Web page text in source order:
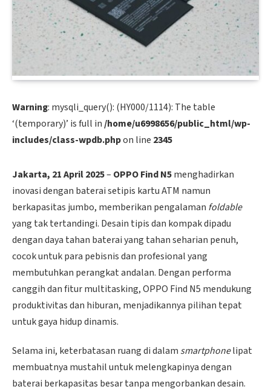
Warning: mysqli_query(): (HY000/1114): The table
‘(temporary)’ is full in/home/u6998656/public_html/wp-
includes/class-wpdb.phpon line 2345
Jakarta, 21 April 2025– OPPO Find N5menghadirkan
inovasi dengan baterai setipis kartu ATM namun
berkapasitas jumbo, memberikan pengalaman foldable
yang tak tertandingi. Desain tipis dan kompak dipadu
dengan daya tahan baterai yang tahan seharian penuh,
cocok untuk para pebisnis dan profesional yang
membutuhkan perangkat andalan. Dengan performa
canggih dan fitur multitasking, OPPO Find N5 mendukung
produktivitas dan hiburan, menjadikannya pilihan tepat
untuk gaya hidup dinamis.
Selama ini, keterbatasan ruang di dalam smartphonelipat
membuatnya mustahil untuk melengkapinya dengan
baterai berkapasitas besar tanpa mengorbankan desain.